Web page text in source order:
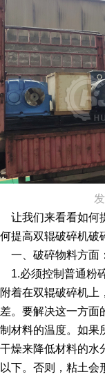
让我们来看看如何
何提高双辊破碎机破
一、破碎物料方面：
1.必须控制普通粉
附着在双辊破碎机上
差。要解决这一方面
制材料的温度。如果
干燥来降低材料的水
以下。否则，粘土会